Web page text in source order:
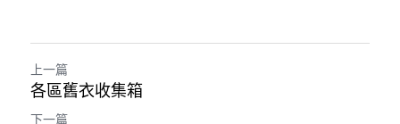
上一篇
各區舊衣收集箱
下一篇